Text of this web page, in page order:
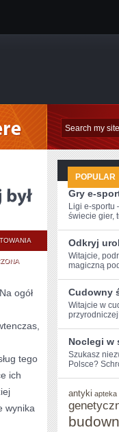
ZALEŻY
CZAS
WYMAGANIA
PACZKĘ
POSŁANA
ogół
tego
ich
wynika
POPULAR
Gry e-
Ligi e-sportu
świecie gier,
Odkryj
Witajcie,
magiczną
Cudowny
Witajcie w
Noclegi w
Szukasz⁢
Polsce?
antyki apteka